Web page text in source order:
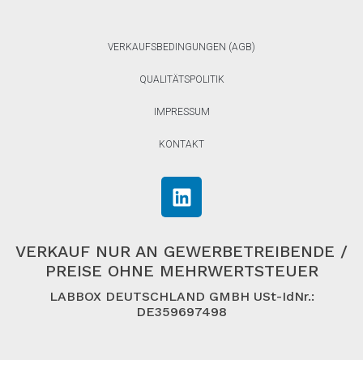
VERKAUFSBEDINGUNGEN (AGB)
QUALITÄTSPOLITIK
IMPRESSUM
KONTAKT
VERKAUF NUR AN GEWERBETREIBENDE /
PREISE OHNE MEHRWERTSTEUER
LABBOX DEUTSCHLAND GMBH USt-IdNr.:
DE359697498